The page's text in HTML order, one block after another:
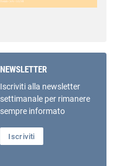
NEWSLETTER
Iscriviti alla newsletter
settimanale per rimanere
sempre informato
Iscriviti